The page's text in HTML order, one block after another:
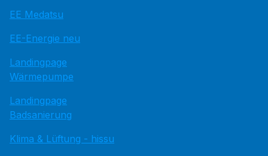
EE Medatsu
EE-Energie neu
Landingpage
Wärmepumpe
Landingpage
Badsanierung
Klima & Lüftung - hissu